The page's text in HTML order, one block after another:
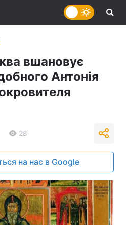
вшановує
Антонія
28
на нас в Google